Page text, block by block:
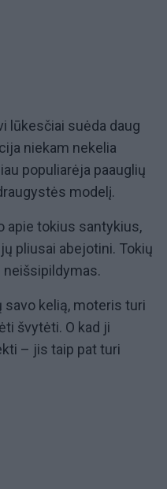
lūkesčiai suėda daug
niekam nekelia
populiarėja paauglių
modelį.
apie tokius santykius,
pliusai abejotini. Tokių
savo kelią, moteris turi
švytėti. O kad ji
– jis taip pat turi